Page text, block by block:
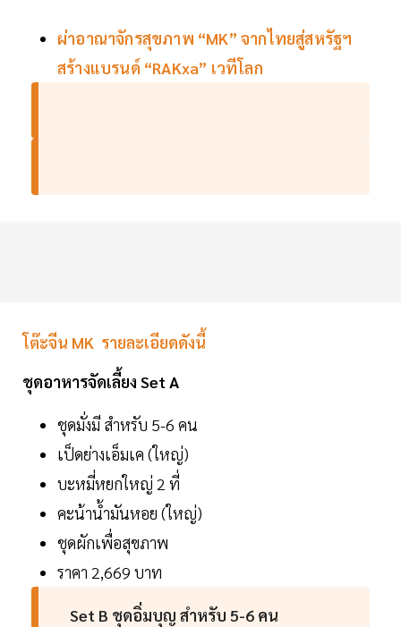
ผ่าอาณาจักรสุขภาพ “MK” จากไทยสู่สหรัฐฯ
สร้างแบรนด์ “RAKxa” เวทีโลก
โต๊ะจีน MK รายละเอียดดังนี้
ชุดอาหารจัดเลี้ยง Set A
ชุดมั่งมี สำหรับ 5-6 คน
เป็ดย่างเอ็มเค (ใหญ่)
บะหมี่หยกใหญ่ 2 ที่
คะน้าน้ำมันหอย (ใหญ่)
ชุดผักเพื่อสุขภาพ
ราคา 2,669 บาท
Set B ชุดอิ่มบุญ สำหรับ 5-6 คน